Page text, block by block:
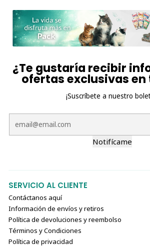
¿Te gustaría recibir
ofertas exclusivas en
¡Suscríbete a nuestro
Notifícame
SERVICIO AL CLIENTE
Contáctanos aquí
Información de envíos y retiros
Política de devoluciones y reembolso
Términos y Condiciones
Política de privacidad